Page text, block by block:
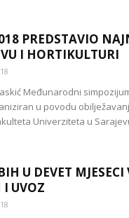
PREDSTAVIO
I HORTIKULTURI
Međunarodni
u povodu
Univerziteta u
U DEVET
I UVOZ